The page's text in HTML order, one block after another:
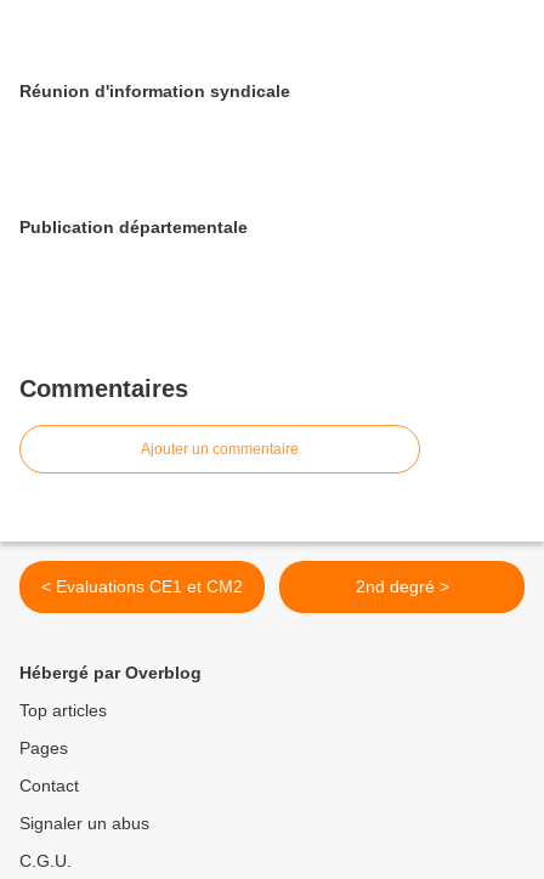
Réunion d'information syndicale
Publication départementale
Commentaires
Ajouter un commentaire
< Evaluations CE1 et CM2 2nd degré >
Hébergé par Overblog
Top articles
Pages
Contact
Signaler un abus
C.G.U.